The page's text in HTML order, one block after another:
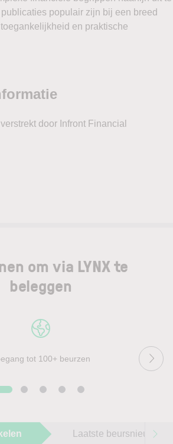
populair zijn bij een breed
en praktische
om via LYNX te
beleggen
tot 100+ beurzen
Laatste beursnieuws